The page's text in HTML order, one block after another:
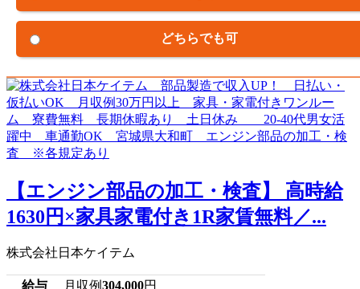
どちらでも可
【エンジン部品の加工・検査】 高時給
1630円×家具家電付き1R家賃無料／...
株式会社日本ケイテム
給与 月収例304,000円